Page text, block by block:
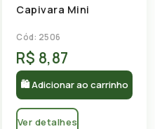
Capivara Mini
Cód: 2506
R$ 8,87
🛍 Adicionar ao carrinho
Ver detalhes